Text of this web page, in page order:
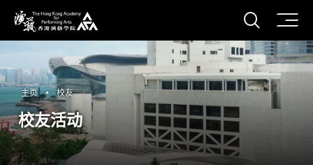
香港演艺学院
打开
主页 校友
校友活动